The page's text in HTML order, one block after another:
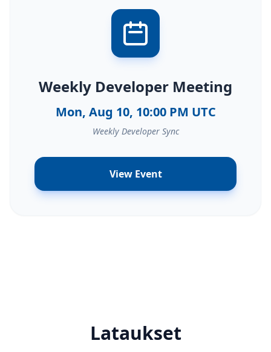
Weekly Developer Meeting
Mon, Aug 10, 10:00 PM UTC
Weekly Developer Sync
View Event
Lataukset